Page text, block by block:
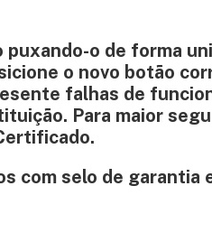
o de forma
o novo botão
falhas de
Para maior
com selo de garantia